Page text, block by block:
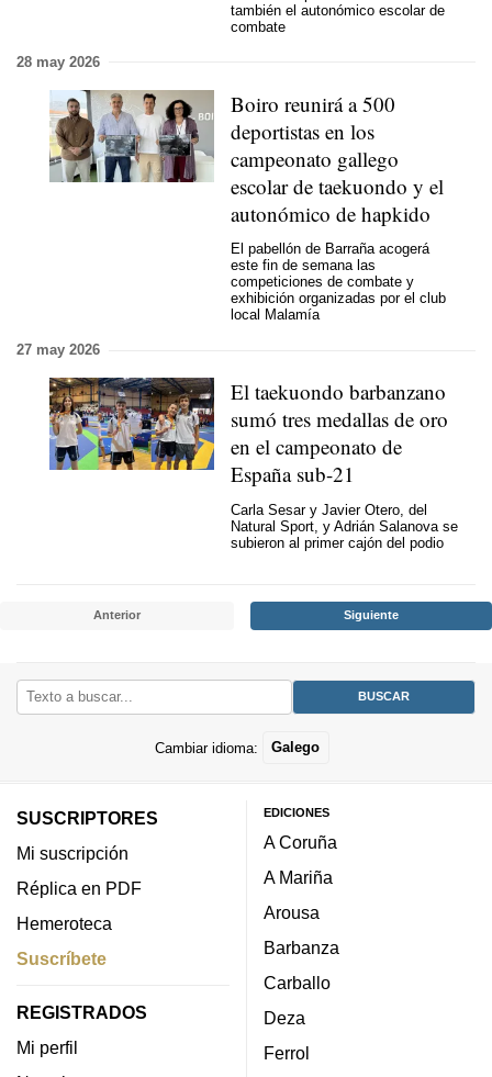
también el autonómico escolar de
combate
28 may 2026
Boiro reunirá a 500
deportistas en los
campeonato gallego
escolar de taekuondo y el
autonómico de hapkido
El pabellón de Barraña acogerá
este fin de semana las
competiciones de combate y
exhibición organizadas por el club
local Malamía
27 may 2026
El taekuondo barbanzano
sumó tres medallas de oro
en el campeonato de
España sub-21
Carla Sesar y Javier Otero, del
Natural Sport, y Adrián Salanova se
subieron al primer cajón del podio
Anterior Siguiente
Cambiar idioma: Galego
SUSCRIPTORES
Mi suscripción
Réplica en PDF
Hemeroteca
Suscríbete
REGISTRADOS
Mi perfil
EDICIONES
A Coruña
A Mariña
Arousa
Barbanza
Carballo
Deza
Ferrol